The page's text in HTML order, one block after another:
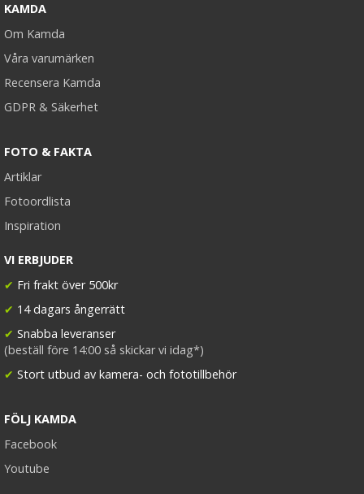
KAMDA
Om Kamda
Våra varumärken
Recensera Kamda
GDPR & Säkerhet
FOTO & FAKTA
Artiklar
Fotoordlista
Inspiration
VI ERBJUDER
✔ Fri frakt över 500kr
✔ 14 dagars ångerrätt
✔ Snabba leveranser
(beställ före 14:00 så skickar vi idag*)
✔ Stort utbud av kamera- och fototillbehör
FÖLJ KAMDA
Facebook
Youtube